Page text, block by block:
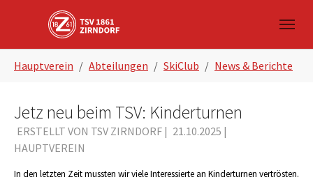
Skip to main navigation
Zum Hauptinhalt springen
Skip to page footer
Hauptverein Abteilungen SkiClub News & Berichte
Jetz neu beim TSV: Kinderturnen
ERSTELLT VON TSV ZIRNDORF | 21.10.2025 |
HAUPTVEREIN
In den letzten Zeit mussten wir viele Interessierte an Kinderturnen vertrösten.